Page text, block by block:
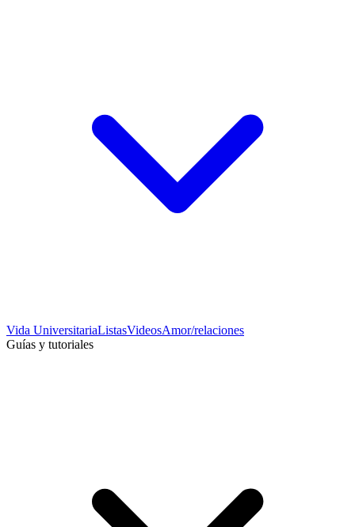
Vida UniversitariaListasVideosAmor/relaciones
Guías y tutoriales